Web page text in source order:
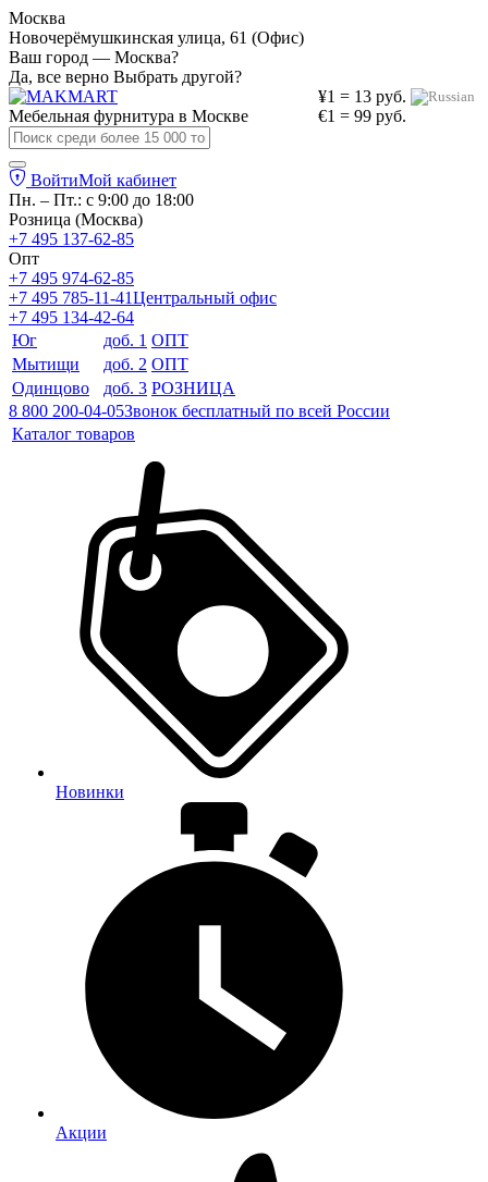
Москва
Новочерёмушкинская улица, 61 (Офис)
Ваш город — Москва?
Да, все верно Выбрать другой?
¥1 = 13 руб.
€1 = 99 руб.
Мебельная фурнитура в Москве
ВойтиМой кабинет
Пн. – Пт.: с 9:00 до 18:00
Розница (Москва)
+7 495 137-62-85
Опт
+7 495 974-62-85
+7 495 785-11-41Центральный офис
+7 495 134-42-64
Юг
доб. 1 ОПТ
Мытищи
доб. 2 ОПТ
Одинцово
доб. 3 РОЗНИЦА
8 800 200-04-05Звонок бесплатный по всей России
Каталог товаров
Новинки
Акции